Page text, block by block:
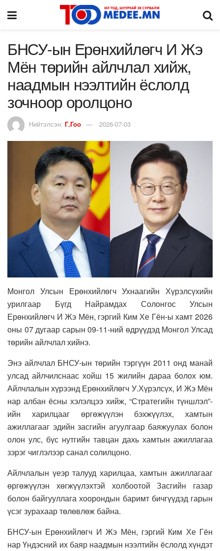
БНСУ-ын Ерөнхийлөгч И Жэ
Мён төрийн айлчлал хийж,
наадмын нээлтийн ёслолд
зочноор оролцоно
Нийтэлсэн: Г.Гоо 2026-07-03
Монгол Улсын Ерөнхийлөгч Ухнаагийн Хүрэлсүхийн
урилгаар Бүгд Найрамдах Солонгос Улсын
Ерөнхийлөгч И Жэ Мён, гэргий Ким Хе Гён-ы хамт 2026
оны 07 дугаар сарын 09-11-ний өдрүүдэд Монгол Улсад
төрийн айлчлал хийнэ.
Энэ айлчлал БНСУ-ын төрийн тэргүүн 2011 онд манай
улсад айлчилснаас хойш 15 жилийн дараа болох юм.
Айлчлалын хүрээнд Ерөнхийлөгч У.Хүрэлсүх, И Жэ Мён
нар албан ёсны хэлэлцээ хийж, “Стратегийн түншлэл”-
ийн харилцааг өргөжүүлэн бэхжүүлэх, хамтын
ажиллагааг эдийн засгийн агуулгаар баяжуулах болон
олон улс, бүс нутгийн тавцан дахь хамтын ажиллагаа
зэрэг чиглэлээр санал солилцоно.
Айлчлалын үеэр талууд харилцаа, хамтын ажиллагааг
өргөжүүлэн хөгжүүлэхтэй холбоотой Засгийн газар
болон байгууллага хоорондын баримт бичгүүдэд гарын
үсэг зурахаар төлөвлөж байна.
БНСУ-ын Ерөнхийлөгч И Жэ Мён, гэргий Ким Хе Гён
нар Үндэсний их баяр наадмын нээлтийн ёслолд хүндэт